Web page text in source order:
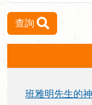
查詢
班雅明先生的